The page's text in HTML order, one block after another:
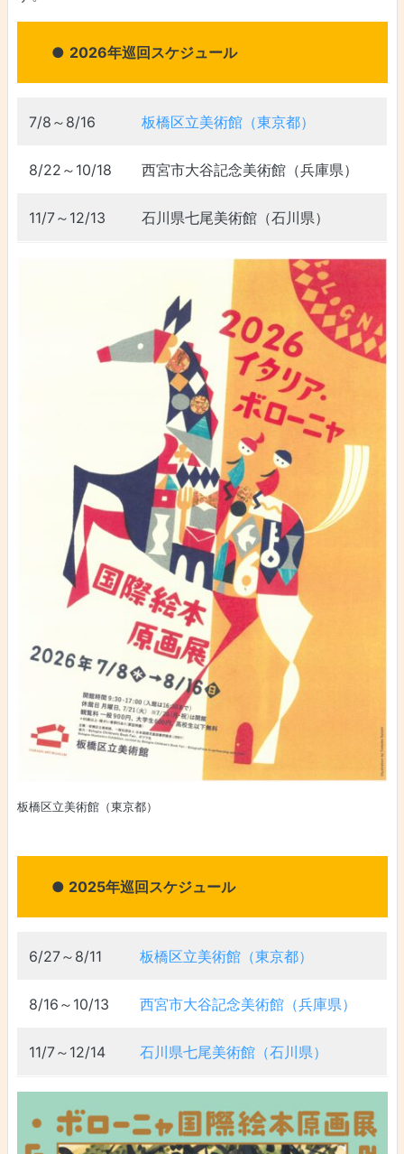
● 2026年巡回スケジュール
7/8～8/16 板橋区立美術館（東京都）
8/22～10/18 西宮市大谷記念美術館（兵庫県）
11/7～12/13 石川県七尾美術館（石川県）
板橋区立美術館（東京都）
● 2025年巡回スケジュール
6/27～8/11 板橋区立美術館（東京都）
8/16～10/13 西宮市大谷記念美術館（兵庫県）
11/7～12/14 石川県七尾美術館（石川県）